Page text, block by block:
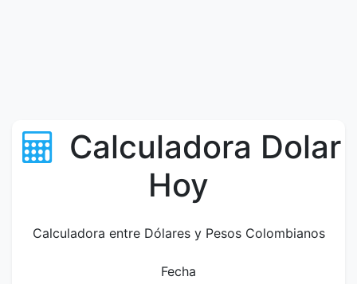
Calculadora Dolar
Hoy
Calculadora entre Dólares y Pesos Colombianos
Fecha